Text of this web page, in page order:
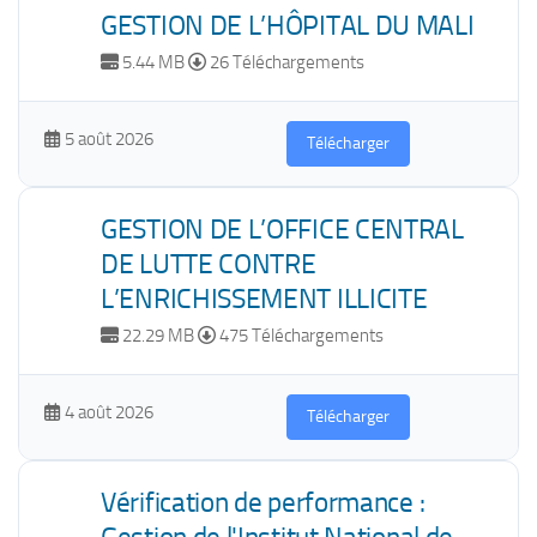
GESTION DE L’HÔPITAL DU MALI
5.44 MB 26 Téléchargements
5 août 2026 Télécharger
GESTION DE L’OFFICE CENTRAL
DE LUTTE CONTRE
L’ENRICHISSEMENT ILLICITE
22.29 MB 475 Téléchargements
4 août 2026 Télécharger
Vérification de performance :